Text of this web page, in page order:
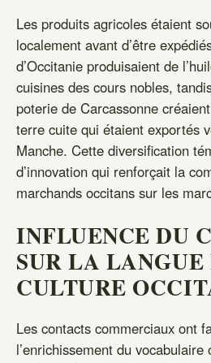
Les produits agricoles étaient
localement avant d’être
d’Occitanie produisaient de
cuisines des cours nobles,
poterie de Carcassonne
terre cuite qui étaient exportés
Manche. Cette diversification
d’innovation qui renforçait la
marchands occitans sur les
INFLUENCE DU
SUR LA
CULTURE
Les contacts commerciaux ont
l’enrichissement du